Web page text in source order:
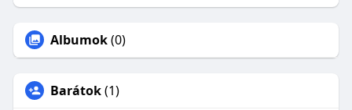
Albumok(0)
Barátok(1)